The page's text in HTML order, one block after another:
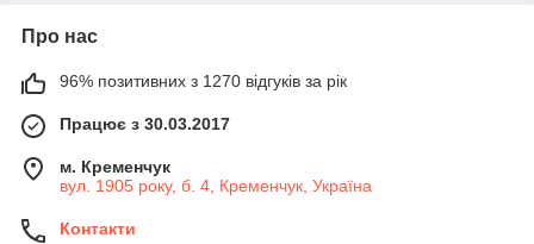
Про нас
96% позитивних з 1270 відгуків за рік
Працює з 30.03.2017
м. Кременчук
вул. 1905 року, б. 4, Кременчук, Україна
Контакти